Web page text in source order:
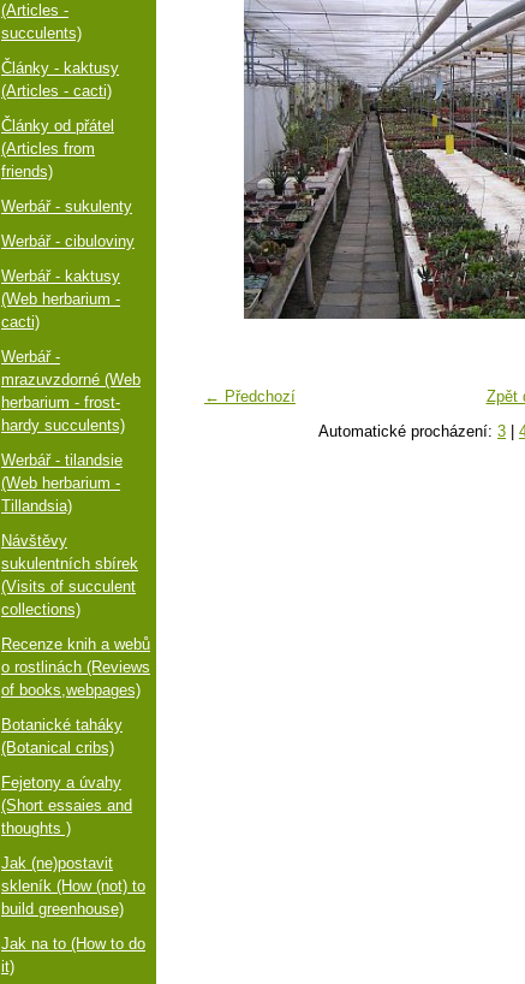
← Předchozí
Zpět
Automatické procházení: 3
(Articles -
succulents)
Články - kaktusy
(Articles - cacti)
Články od přátel
(Articles from
friends)
Werbář - sukulenty
Werbář - cibuloviny
Werbář - kaktusy
(Web herbarium -
cacti)
Werbář -
mrazuvzdorné (Web
herbarium - frost-
hardy succulents)
Werbář - tilandsie
(Web herbarium -
Tillandsia)
Návštěvy
sukulentních sbírek
(Visits of succulent
collections)
Recenze knih a webů
o rostlinách (Reviews
of books,webpages)
Botanické taháky
(Botanical cribs)
Fejetony a úvahy
(Short essaies and
thoughts )
Jak (ne)postavit
skleník (How (not) to
build greenhouse)
Jak na to (How to do
it)